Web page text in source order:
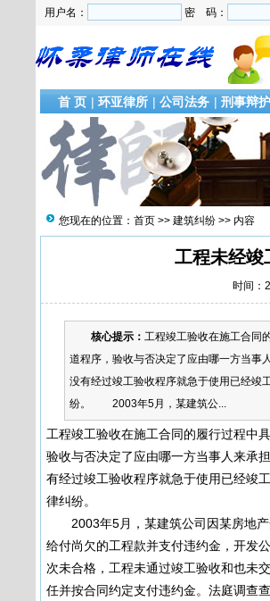
用户名： 密 码：
首 页 | 环亚律所 | 公司法务 | 刑事辩护
您现在的位置： 首页 >> 建筑纠纷 >> 内容
工程未经竣
时间：
核心提示： 工程竣工验收在施工合同
道程序，验收与否决定了应由哪一方当事
没有经过竣工验收程序就急于使用已经竣
纷。 2003年5月，某建筑公...
工程竣工验收在施工合同的履行过程中
验收与否决定了应由哪一方当事人来承
有经过竣工验收程序就急于使用已经竣
律纠纷。
2003年5月，某建筑公司因某房地产
给付尚欠的工程款并支付违约金，开发
次未合格，工程未通过竣工验收和也未
任并按合同约定支付违约金。法庭调查